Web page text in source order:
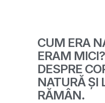
CUM ERA
ERAM
DESPRE
NATURĂ ȘI
RĂMÂN.